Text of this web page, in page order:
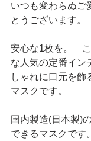
いつも変わらぬご
とうございます。
安心な1枚を。　
な人気の定番イン
しゃれに口元を飾
マスクです。
国内製造(日本製)
できるマスクです。